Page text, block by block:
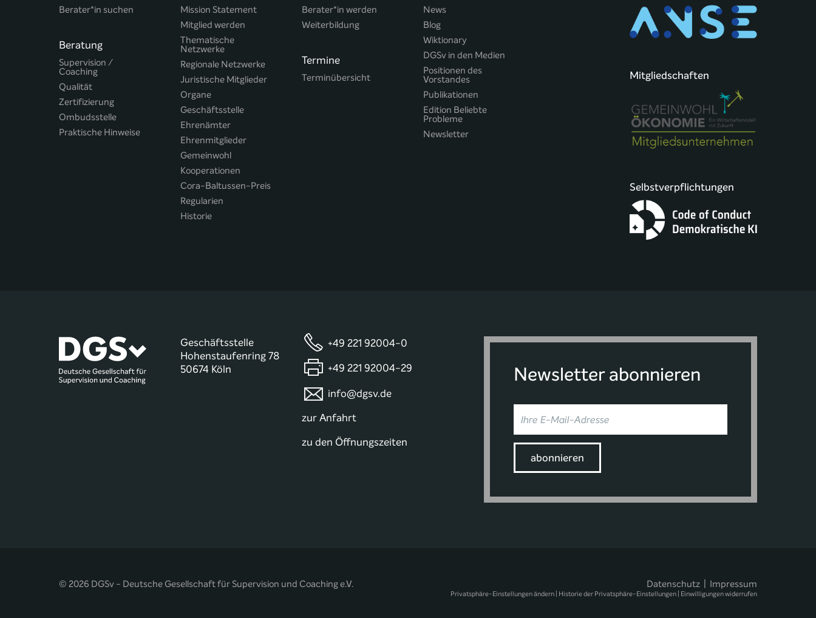
Berater*in suchen
Beratung
Supervision /
Coaching
Qualität
Zertifizierung
Ombudsstelle
Praktische Hinweise
Mission Statement
Mitglied werden
Thematische
Netzwerke
Regionale Netzwerke
Juristische Mitglieder
Organe
Geschäftsstelle
Ehrenämter
Ehrenmitglieder
Gemeinwohl
Kooperationen
Cora-Baltussen-Preis
Regularien
Historie
Berater*in werden
Weiterbildung
Termine
Terminübersicht
News
Blog
Wiktionary
DGSv in den Medien
Positionen des
Vorstandes
Publikationen
Edition Beliebte
Probleme
Newsletter
Mitgliedschaften
Selbstverpflichtungen
Geschäftsstelle
Hohenstaufenring 78
50674 Köln
+49 221 92004-0
+49 221 92004-29
info@dgsv.de
zur Anfahrt
zu den Öffnungszeiten
Newsletter abonnieren
© 2026 DGSv - Deutsche Gesellschaft für Supervision und Coaching e.V. Datenschutz Impressum
Privatsphäre-Einstellungen ändern Historie der Privatsphäre-Einstellungen Einwilligungen widerrufen